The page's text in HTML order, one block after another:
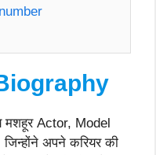
मशहूर Actor, Model
अपने करियर की